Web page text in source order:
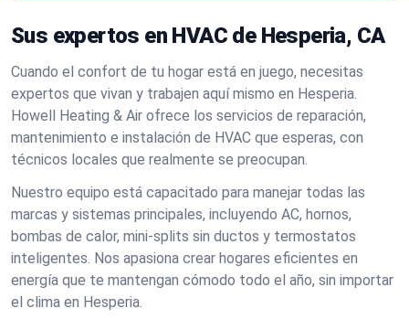
Sus expertos en HVAC de Hesperia, CA
Cuando el confort de tu hogar está en juego, necesitas
expertos que vivan y trabajen aquí mismo en Hesperia.
Howell Heating & Air ofrece los servicios de reparación,
mantenimiento e instalación de HVAC que esperas, con
técnicos locales que realmente se preocupan.
Nuestro equipo está capacitado para manejar todas las
marcas y sistemas principales, incluyendo AC, hornos,
bombas de calor, mini-splits sin ductos y termostatos
inteligentes. Nos apasiona crear hogares eficientes en
energía que te mantengan cómodo todo el año, sin importar
el clima en Hesperia.